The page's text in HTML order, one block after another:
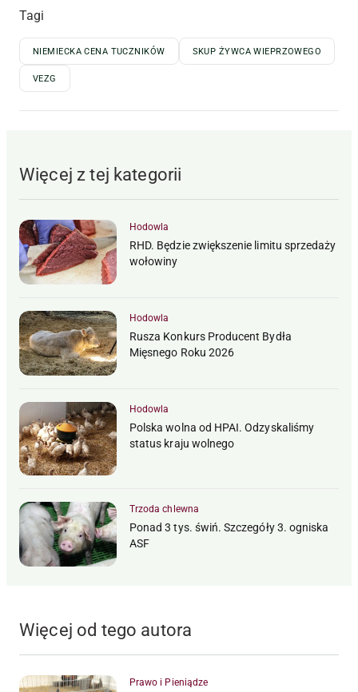
Tagi
NIEMIECKA CENA TUCZNIKÓW SKUP ŻYWCA WIEPRZOWEGO
VEZG
Więcej z tej kategorii
Hodowla
RHD. Będzie zwiększenie limitu sprzedaży
wołowiny
Hodowla
Rusza Konkurs Producent Bydła
Mięsnego Roku 2026
Hodowla
Polska wolna od HPAI. Odzyskaliśmy
status kraju wolnego
Trzoda chlewna
Ponad 3 tys. świń. Szczegóły 3. ogniska
ASF
Więcej od tego autora
Prawo i Pieniądze